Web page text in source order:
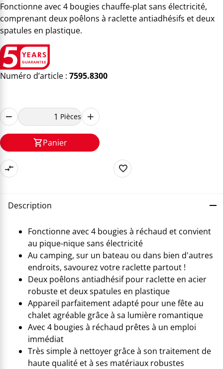
Fonctionne avec 4 bougies chauffe-plat sans électricité,
comprenant deux poêlons à raclette antiadhésifs et deux
spatules en plastique.
Numéro d’article : 7595.8300
Pièces
Panier
Description
Fonctionne avec 4 bougies à réchaud et convient
au pique-nique sans électricité
Au camping, sur un bateau ou dans bien d'autres
endroits, savourez votre raclette partout !
Deux poêlons antiadhésif pour raclette en acier
robuste et deux spatules en plastique
Appareil parfaitement adapté pour une fête au
chalet agréable grâce à sa lumière romantique
Avec 4 bougies à réchaud prêtes à un emploi
immédiat
Très simple à nettoyer grâce à son traitement de
haute qualité et à ses matériaux robustes